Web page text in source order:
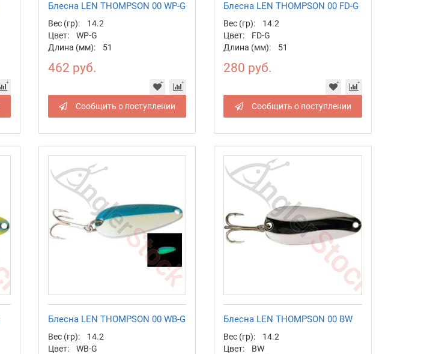
Блесна LEN THOMPSON 00 WP-G
Вес (гр):
14.2
Цвет:
WP-G
Длина (мм):
51
462 руб.
Сообщить о поступлении
Блесна LEN THOMPSON 00 FD-G
Вес (гр):
14.2
Цвет:
FD-G
Длина (мм):
51
280 руб.
Сообщить о поступлении
Блесна LEN THOMPSON 00 WB-G
Вес (гр):
14.2
Цвет:
WB-G
Блесна LEN THOMPSON 00 BW
Вес (гр):
14.2
Цвет:
BW